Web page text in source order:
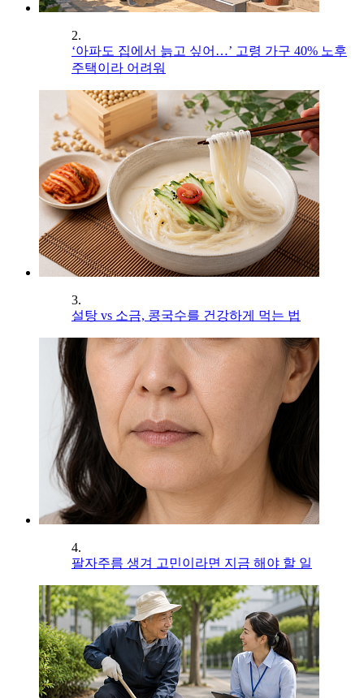
2.
‘아파도 집에서 늙고 싶어…’ 고령 가구 40% 노후
주택이라 어려워
3.
설탕 vs 소금, 콩국수를 건강하게 먹는 법
4.
팔자주름 생겨 고민이라면 지금 해야 할 일